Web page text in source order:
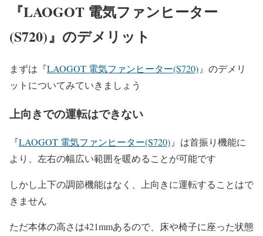
『LAOGOT 電気ファンヒーター
(S720)』のデメリット
まずは『LAOGOT 電気ファンヒーター(S720) 』 のデメリ
ットについてみていきましょう
上向きでの運転はできない
『LAOGOT 電気ファンヒーター(S720)』は首振り機能に
より、左右の幅広い範囲を暖めることが可能です
しかし上下の調節機能はなく、上向きに運転することはで
きません
ただ本体の高さは421mmあるので、床や椅子に座った状態